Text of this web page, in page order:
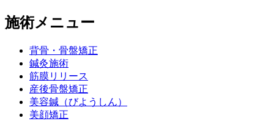
施術メニュー
背骨・骨盤矯正
鍼灸施術
筋膜リリース
産後骨盤矯正
美容鍼（びようしん）
美顔矯正